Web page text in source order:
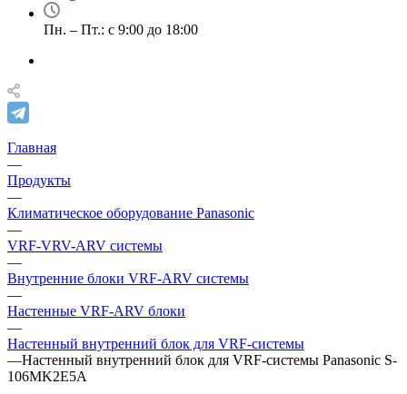
Пн. – Пт.: с 9:00 до 18:00
Главная
—
Продукты
—
Климатическое оборудование Panasonic
—
VRF-VRV-ARV системы
—
Внутренние блоки VRF-ARV системы
—
Настенные VRF-ARV блоки
—
Настенный внутренний блок для VRF-системы
—Настенный внутренний блок для VRF-системы Panasonic S-
106MK2E5A